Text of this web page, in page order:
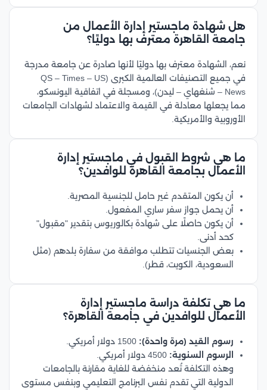
هل شهادة ماجستير إدارة الأعمال من
جامعة القاهرة معترف بها دوليًا؟
نعم، الشهادة معترف بها دوليًا لأنها صادرة عن جامعة مدرجة
في جميع التصنيفات العالمية الكبرى (QS – Times – US
News – شنغهاي – ليدن)، ومسجلة في اتفاقية اليونسكو،
مما يجعلها معادلة في القيمة والاعتماد لشهادات الجامعات
الأوروبية والأمريكية.
ما هي شروط القبول في ماجستير إدارة
الأعمال بجامعة القاهرة للوافدين؟
أن يكون المتقدم غير حامل للجنسية المصرية.
أن يحمل جواز سفر ساري المفعول.
أن يكون حاصلًا على شهادة بكالوريوس بتقدير "مقبول"
كحد أدنى.
بعض الجنسيات تتطلب موافقة من سفارة بلدهم (مثل
السعودية، الكويت، قطر).
ما هي تكلفة دراسة ماجستير إدارة
الأعمال للوافدين في جامعة القاهرة؟
رسوم القيد (مرة واحدة):
الرسوم السنوية:
وهذه التكلفة تُعد منخفضة للغاية مقارنة بالجامعات
الدولية التي تقدم نفس البرنامج التعليمي وبنفس مستوى